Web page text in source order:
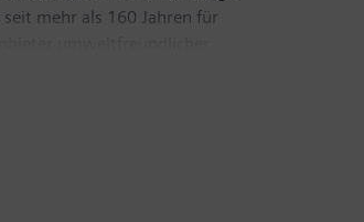
mehr als 160 Jahren für
Geschäftsjahr, das am 30.